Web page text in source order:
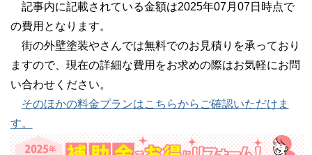
記事内に記載されている金額は2025年07月07日時点で
の費用となります。
街の外壁塗装やさんでは無料でのお見積りを承っており
ますので、現在の詳細な費用をお求めの際はお気軽にお問
い合わせください。
そのほかの料金プランはこちらからご確認いただけま
す。